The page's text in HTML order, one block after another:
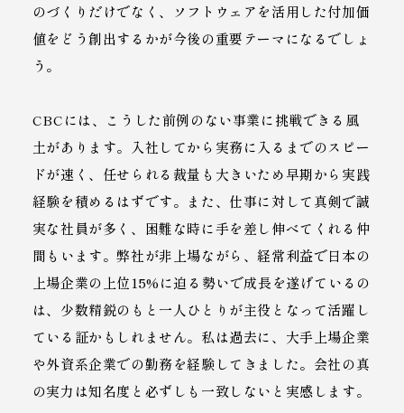
のづくりだけでなく、ソフトウェアを活用した付加価
値をどう創出するかが今後の重要テーマになるでしょ
う。
CBCには、こうした前例のない事業に挑戦できる風
土があります。入社してから実務に入るまでのスピー
ドが速く、任せられる裁量も大きいため早期から実践
経験を積めるはずです。また、仕事に対して真剣で誠
実な社員が多く、困難な時に手を差し伸べてくれる仲
間もいます。弊社が非上場ながら、経常利益で日本の
上場企業の上位15%に迫る勢いで成長を遂げているの
は、少数精鋭のもと一人ひとりが主役となって活躍し
ている証かもしれません。私は過去に、大手上場企業
や外資系企業での勤務を経験してきました。会社の真
の実力は知名度と必ずしも一致しないと実感します。